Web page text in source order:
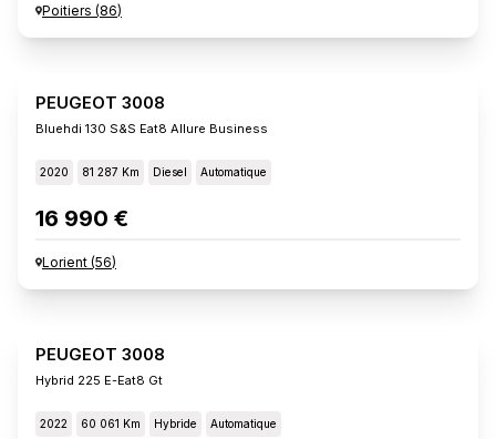
Poitiers (86)
PEUGEOT 3008
Bluehdi 130 S&s Eat8 Allure Business
2020 81 287 Km Diesel Automatique
16 990 €
Lorient (56)
PEUGEOT 3008
Hybrid 225 E-Eat8 Gt
2022 60 061 Km Hybride Automatique